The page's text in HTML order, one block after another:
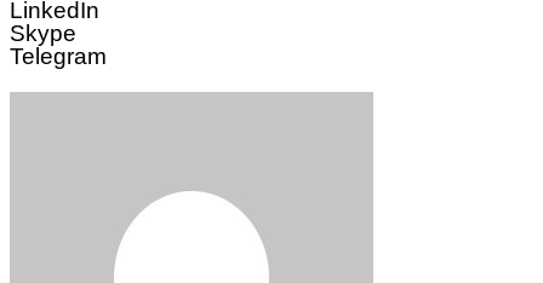
LinkedIn
Skype
Telegram